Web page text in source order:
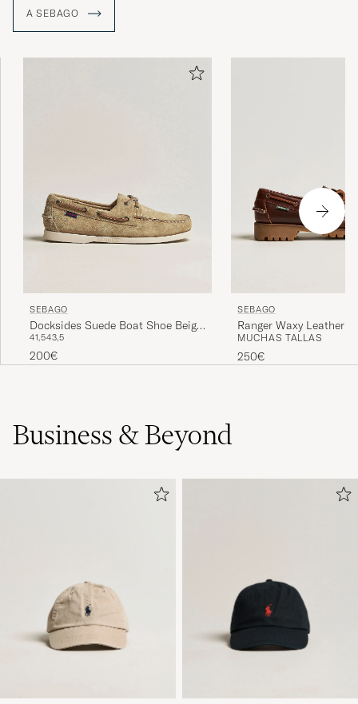
A SEBAGO
SEBAGO
Docksides Suede Boat Shoe Beige
Camel
41,543,5
200€
SEBAGO
Ranger Waxy Leather
Brown Gum
MUCHAS TALLAS
250€
Business & Beyond